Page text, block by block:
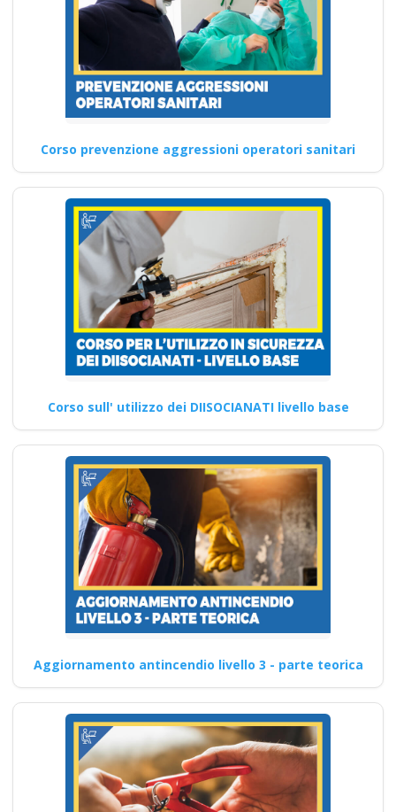
Corso prevenzione aggressioni operatori sanitari
Corso sull' utilizzo dei DIISOCIANATI livello base
Aggiornamento antincendio livello 3 - parte teorica